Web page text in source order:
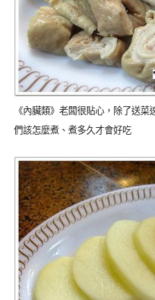
《內臟類》老闆很貼心，除了送
們該怎麼煮、煮多久才會好吃